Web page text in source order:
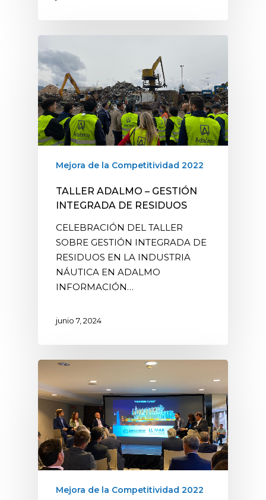
Mejora de la Competitividad 2022
TALLER ADALMO – GESTIÓN
INTEGRADA DE RESIDUOS
CELEBRACIÓN DEL TALLER
SOBRE GESTIÓN INTEGRADA DE
RESIDUOS EN LA INDUSTRIA
NÁUTICA EN ADALMO
INFORMACIÓN…
junio 7, 2024
Mejora de la Competitividad 2022